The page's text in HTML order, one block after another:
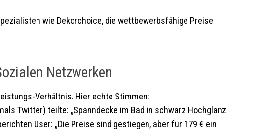
wie Dekorchoice, die wettbewerbsfähige Preise
Netzwerken
Verhältnis. Hier echte Stimmen:
Twitter) teilte: „Spanndecke im Bad in schwarz Hochglanz
User: „Die Preise sind gestiegen, aber für 179 € ein